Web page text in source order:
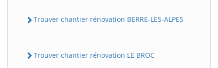
Trouver chantier rénovation BERRE-LES-ALPES
Trouver chantier rénovation LE BROC